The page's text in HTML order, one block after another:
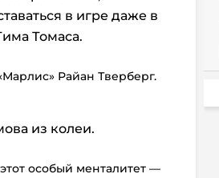
в игре даже в
Томаса.
Райан Тверберг.
из колеи.
особый менталитет —